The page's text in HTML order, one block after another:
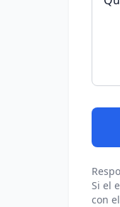
Si el
con